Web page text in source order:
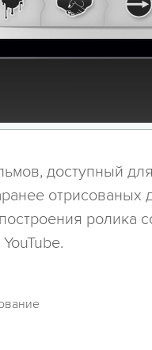
доступный
отрисованых
ролика